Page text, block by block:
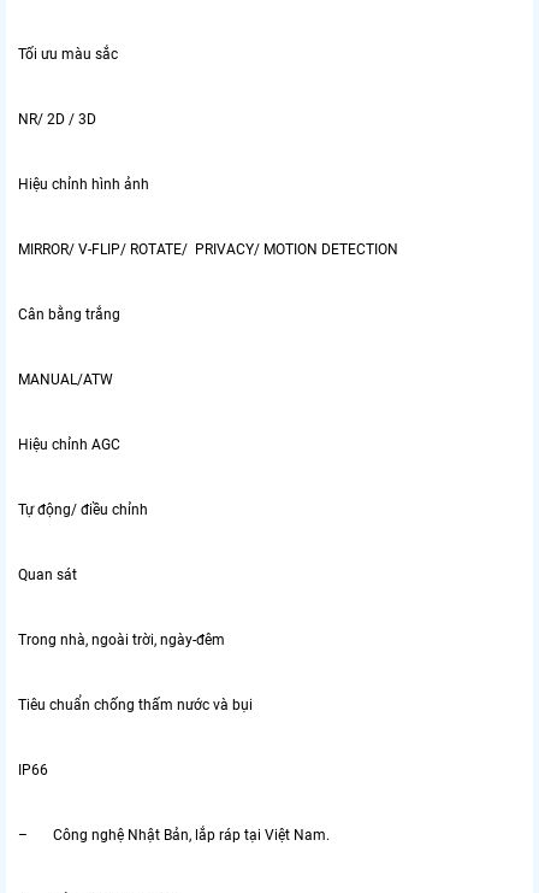
Tối ưu màu sắc
NR/ 2D / 3D
Hiệu chỉnh hình ảnh
MIRROR/ V-FLIP/ ROTATE/ PRIVACY/ MOTION DETECTION
Cân bằng trắng
MANUAL/ATW
Hiệu chỉnh AGC
Tự động/ điều chỉnh
Quan sát
Trong nhà, ngoài trời, ngày-đêm
Tiêu chuẩn chống thấm nước và bụi
IP66
– Công nghệ Nhật Bản, lắp ráp tại Việt Nam.